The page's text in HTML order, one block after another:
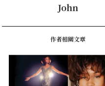
John
作者相關文章